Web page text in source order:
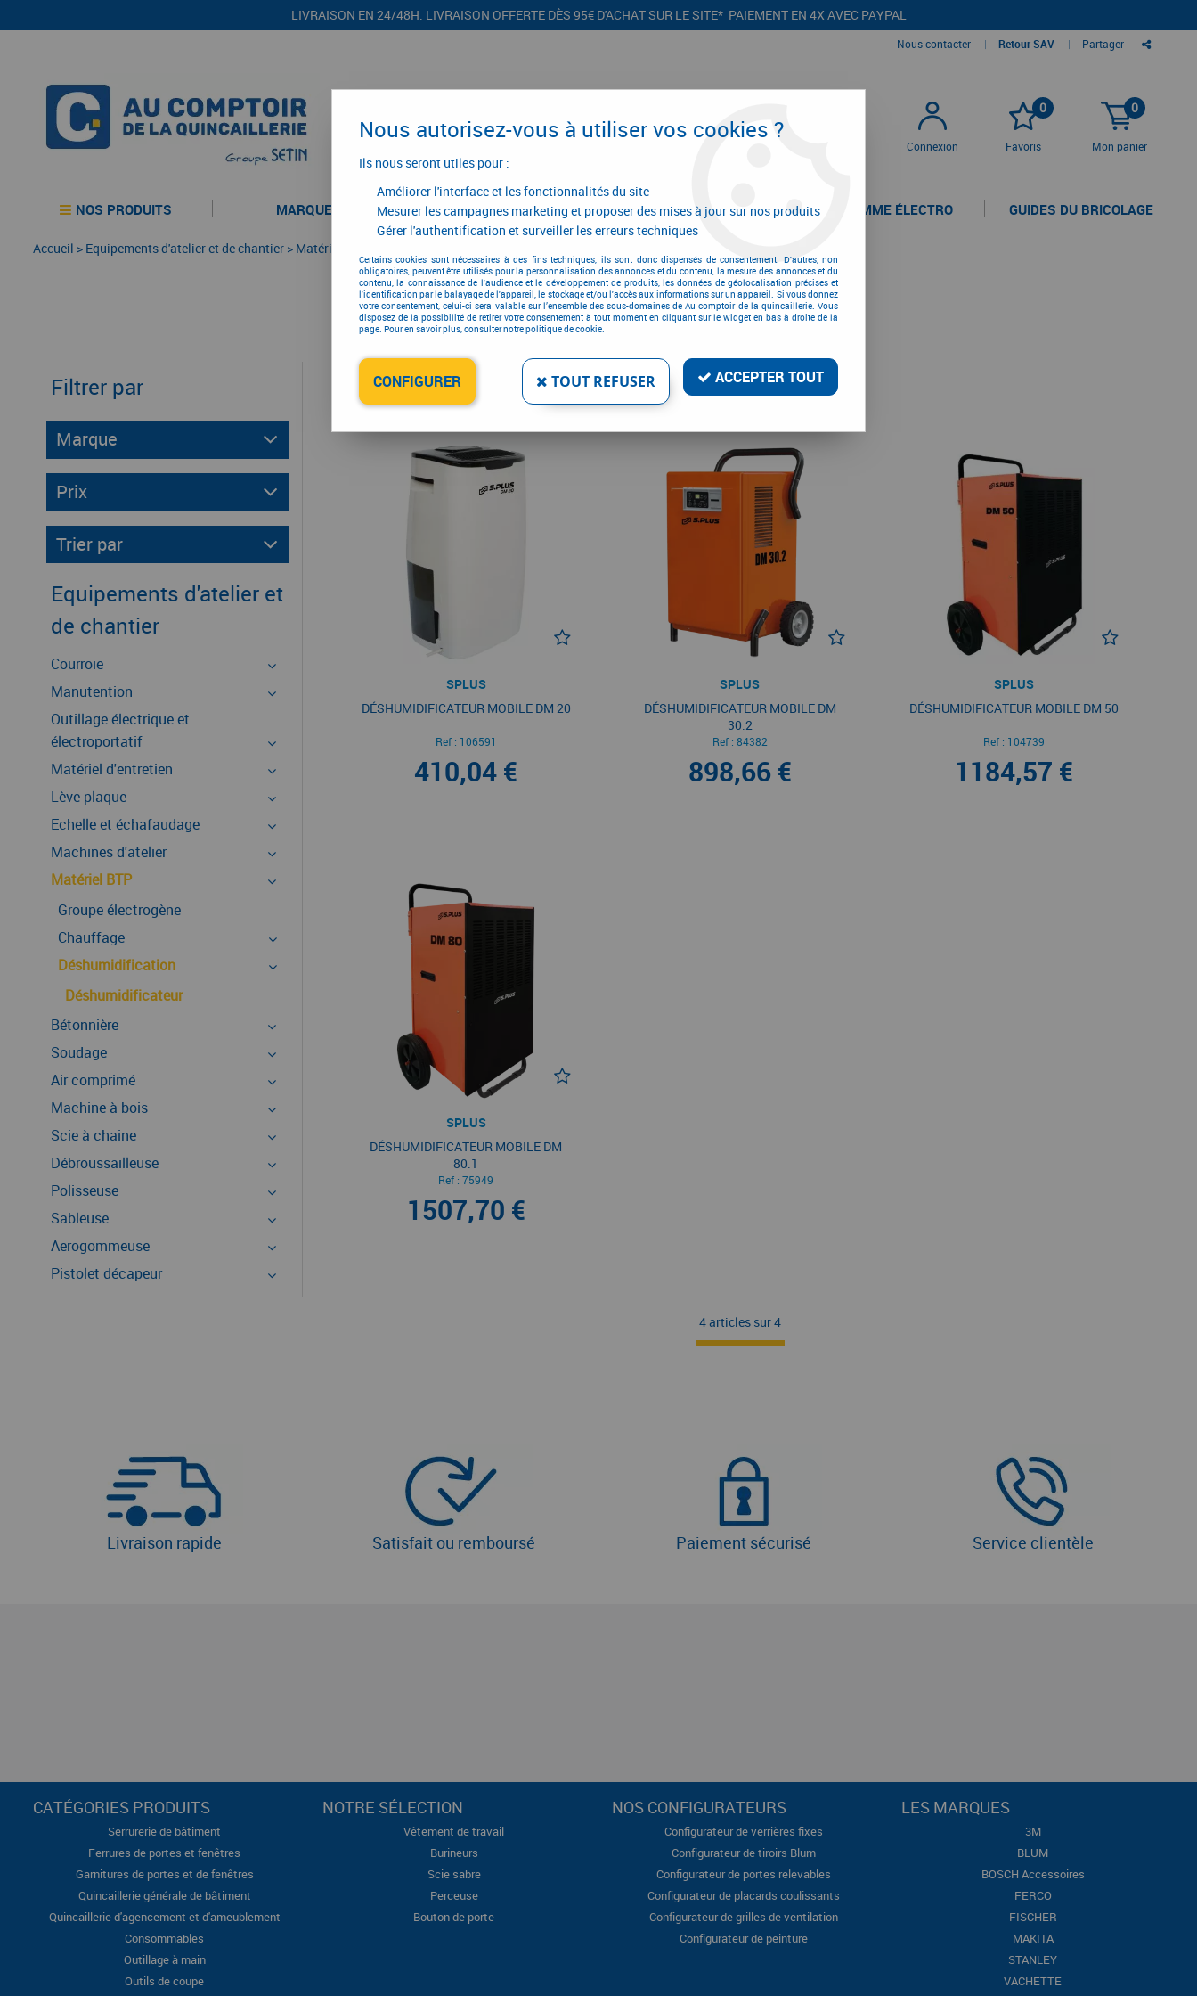
LIVRAISON EN 24/48H. LIVRAISON OFFERTE DÈS 95€ D'ACHAT SUR LE SITE* PAIEMENT EN 4X AVEC PAYPAL
Nous contacter | Retour SAV | Partager
Connexion
0
Favoris
0
Mon panier
NOS PRODUITS MARQUES CONFIGURATEURS PROMOTIONS LA GAMME ÉLECTRO GUIDES DU BRICOLAGE
Accueil > Equipements d'atelier et de chantier > Matériel BTP
Déshumidificateur
Filtrer par
Marque
Prix
Trier par
Equipements d'atelier et
de chantier
Courroie
Manutention
Outillage électrique et
électroportatif
Matériel d'entretien
Lève-plaque
Echelle et échafaudage
Machines d'atelier
Matériel BTP
Groupe électrogène
Chauffage
Déshumidification
Déshumidificateur
Bétonnière
Soudage
Air comprimé
Machine à bois
Scie à chaine
Débroussailleuse
Polisseuse
Sableuse
Aerogommeuse
Pistolet décapeur
4 articles sur4
SPLUS
DÉSHUMIDIFICATEUR MOBILE DM 20
Ref : 106591
410,04 €
SPLUS
DÉSHUMIDIFICATEUR MOBILE DM
30.2
Ref : 84382
898,66 €
SPLUS
DÉSHUMIDIFICATEUR MOBILE DM 50
Ref : 104739
1184,57 €
SPLUS
DÉSHUMIDIFICATEUR MOBILE DM
80.1
Ref :75949
1507,70 €
4 articles sur4
Livraison rapide Satisfait ou remboursé Paiement sécurisé Service clientèle
CATÉGORIES PRODUITS
Serrurerie de bâtiment
Ferrures de portes et fenêtres
Garnitures de portes et de fenêtres
Quincaillerie générale de bâtiment
Quincaillerie d'agencement et d'ameublement
Consommables
Outillage à main
Outils de coupe
NOTRE SÉLECTION
Vêtement de travail
Burineurs
Scie sabre
Perceuse
Bouton de porte
NOS CONFIGURATEURS
Configurateur de verrières fixes
Configurateur de tiroirs Blum
Configurateur de portes relevables
Configurateur de placards coulissants
Configurateur de grilles de ventilation
Configurateur de peinture
LES MARQUES
3M
BLUM
BOSCH Accessoires
FERCO
FISCHER
MAKITA
STANLEY
VACHETTE
Nous autorisez-vous à utiliser vos cookies ?
Ils nous seront utiles pour :
Améliorer l'interface et les fonctionnalités du site
Mesurer les campagnes marketing et proposer des mises à jour sur nos produits
Gérer l'authentification et surveiller les erreurs techniques
Certains cookies sont nécessaires à des fins techniques, ils sont donc dispensés de consentement. D'autres, non
obligatoires, peuvent être utilisés pour la personnalisation des annonces et du contenu, la mesure des annonces et du
contenu, la connaissance de l'audience et le développement de produits, les données de géolocalisation précises et
l'identification par le balayage de l'appareil, le stockage et/ou l'accès aux informations sur un appareil. Si vous donnez
votre consentement, celui-ci sera valable sur l’ensemble des sous-domaines de Au comptoir de la quincaillerie. Vous
disposez de la possibilité de retirer votre consentement à tout moment en cliquant sur le widget en bas à droite de la
page. Pour en savoir plus, consulter notre politique de cookie.
CONFIGURER TOUT REFUSER ACCEPTER TOUT